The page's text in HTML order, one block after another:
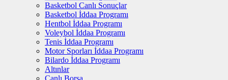
Basketbol Canlı Sonuçlar
Basketbol İddaa Programı
Hentbol İddaa Programı
Voleybol İddaa Programı
Tenis İddaa Programı
Motor Sporları İddaa Programı
Bilardo İddaa Programı
Altınlar
Canlı Borsa